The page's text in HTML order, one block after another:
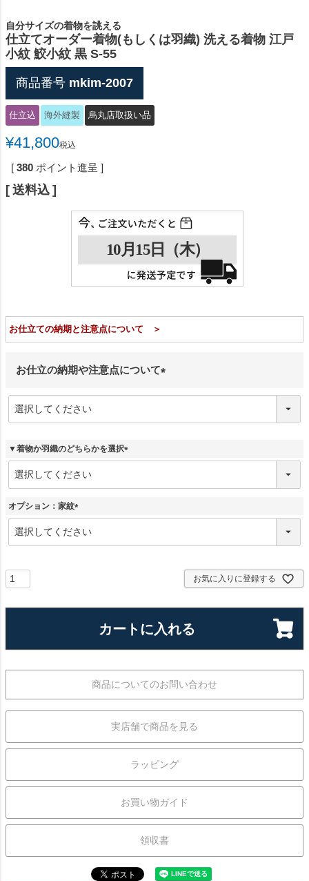
自分サイズの着物を誂える
仕立てオーダー着物(もしくは羽織) 洗える着物 江戸
小紋 鮫小紋 黒 S-55
商品番号 mkim-2007
仕立込 海外縫製 烏丸店取扱い品
¥41,800税込
[ 380 ポイント進呈 ]
送料込
お仕立ての納期と注意点について ＞
お仕立の納期や注意点について
▼着物か羽織のどちらかを選択
(
須
オプション：家紋
(
必
須
お気に入りに登録する
カートに入れる
商品についてのお問い合わせ
実店舗で商品を見る
ラッピング
お買い物ガイド
領収書